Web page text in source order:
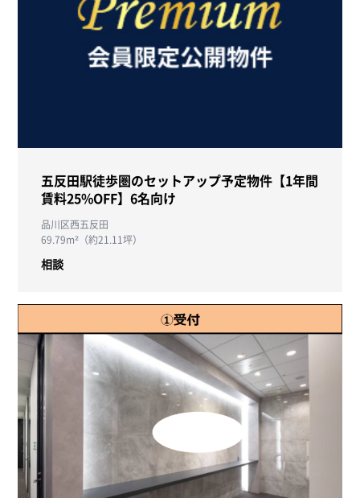
五反田駅徒歩圏のセットアップ予定物件【1年間
賃料25%OFF】6名向け
品川区西五反田
69.79m²（約21.11坪）
相談